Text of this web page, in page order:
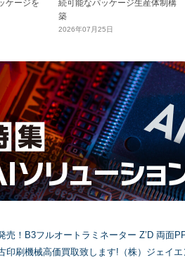
ケージを
続可能なパッケージ生産体制構
築
2026年07月25日
売！B3フルオートラミネーター Z’D 両面
印刷機械高価買取致します!（株）ジェイ